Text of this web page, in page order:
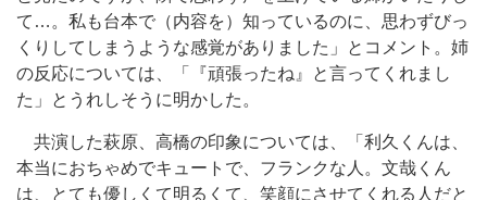
て…。私も台本で（内容を）知っているのに、思わずびっ
くりしてしまうような感覚がありました」とコメント。姉
の反応については、「『頑張ったね』と言ってくれまし
た」とうれしそうに明かした。
共演した萩原、高橋の印象については、「利久くんは、
本当におちゃめでキュートで、フランクな人。文哉くん
は、とても優しくて明るくて、笑顔にさせてくれる人だと